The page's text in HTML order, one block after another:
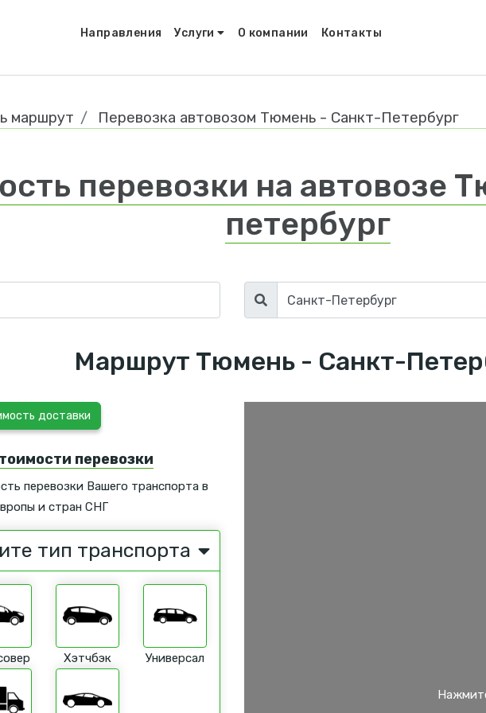
Направления Услуги О компании Контакты
маршрут Перевозка автовозом Тюмень - Санкт-Петербург
перевозки на автовозе
петербург
Маршрут Тюмень - Санкт-
доставки
перевозки
перевозки Вашего транспорта в
и стран СНГ
тип транспорта
Хэтчбэк Универсал